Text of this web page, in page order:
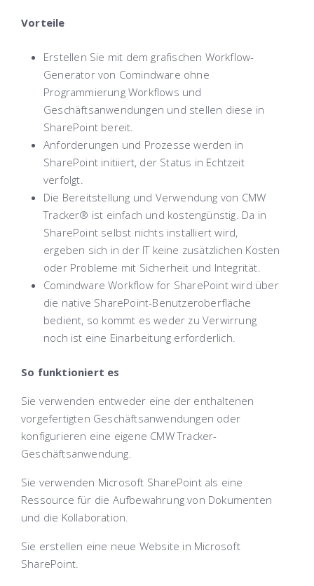
Vorteile
Erstellen Sie mit dem grafischen Workflow-
Generator von Comindware ohne
Programmierung Workflows und
Geschäftsanwendungen und stellen diese in
SharePoint bereit.
Anforderungen und Prozesse werden in
SharePoint initiiert, der Status in Echtzeit
verfolgt.
Die Bereitstellung und Verwendung von CMW
Tracker® ist einfach und kostengünstig. Da in
SharePoint selbst nichts installiert wird,
ergeben sich in der IT keine zusätzlichen Kosten
oder Probleme mit Sicherheit und Integrität.
Comindware Workflow for SharePointwird über
die native SharePoint-Benutzeroberfläche
bedient, so kommt es weder zu Verwirrung
noch ist eine Einarbeitung erforderlich.
So funktioniert es
Sie verwenden entweder eine der enthaltenen
vorgefertigten Geschäftsanwendungen oder
konfigurieren eine eigene CMW Tracker-
Geschäftsanwendung.
Sie verwenden Microsoft SharePoint als eine
Ressource für die Aufbewahrung von Dokumenten
und die Kollaboration.
Sie erstellen eine neue Website in Microsoft
SharePoint.